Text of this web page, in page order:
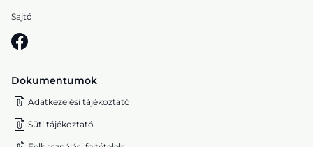
Sajtó
Dokumentumok
Adatkezelési tájékoztató
Süti tájékoztató